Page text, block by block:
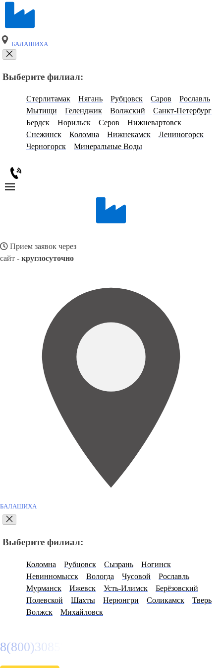
БАЛАШИХА
Выберите филиал:
Стерлитамак Нягань Рубцовск Саров
Рославль
Мытищи
Геленджик Волжский
Санкт-Петербург
Бердск
Норильск Серов
Нижневартовск
Снежинск
Коломна Нижнекамск
Лениногорск
Черногорск
Минеральные Воды
Прием заявок через
сайт - круглосуточно
БАЛАШИХА
Выберите филиал:
Коломна Рубцовск Сызрань
Ногинск
Невинномысск
Вологда Чусовой
Рославль
Мурманск
Ижевск Усть-Илимск
Берёзовский
Полевской
Шахты Нерюнгри Соликамск
Тверь
Волжск
Михайловск
8(800)3085303